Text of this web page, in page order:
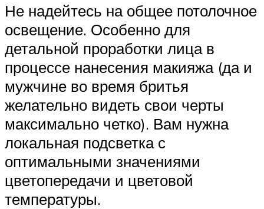
Не надейтесь на общее потолочное
освещение. Особенно для
детальной проработки лица в
процессе нанесения макияжа (да и
мужчине во время бритья
желательно видеть свои черты
максимально четко). Вам нужна
локальная подсветка с
оптимальными значениями
цветопередачи и цветовой
температуры.